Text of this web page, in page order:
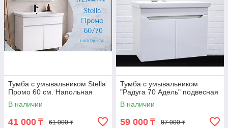
Тумба с умывальником Stella
Промо 60 см. Напольная
В наличии
41 000 ₸ 61 000 ₸
Тумба с умывальником
"Радуга 70 Адель" подвесная
В наличии
59 000 ₸ 87 000 ₸